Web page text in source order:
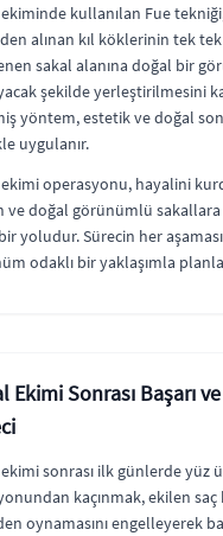
kullanılan Fue
alınan kıl köklerinin tek tek
sakal alanına doğal bir
şekilde yerleştirilmesini
yöntem, estetik ve doğal
uygulanır.
operasyonu, hayalini
ve doğal görünümlü sakallara
yoludur. Sürecin her
odaklı bir yaklaşımla
Ekimi Sonrası Başarı
sonrası ilk günlerde yüz
kaçınmak, ekilen
oynamasını engelleyerek